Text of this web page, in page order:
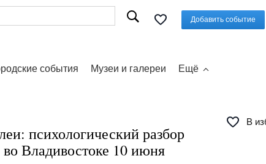
Добавить событие
события Музеи и галереи Ещё
В
психологический разбор
Владивостоке 10 июня